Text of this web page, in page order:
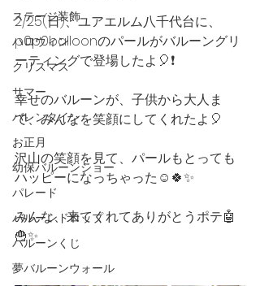
ステージ装飾
ハロウィン
クリスマス
サマー
バレンタイン
お正月
幼保バルーンショー
パレード
バルーンドロップ
バルーンくじ
夢バルーンウォール
2/25(日)、ユアエルム八千代台に、
p0p0balloonのパールがバルーングリ
ーティングで登場したよ🎈❗️
幸せのバルーンが、子供から大人ま
で、みんなを笑顔にしてくれたよ🎈
沢山の笑顔を見て、パールもとっても
ハッピーになっちゃった☺️🍀✨
みんな、来てくれてありがとうポテ🤖
🍟✨